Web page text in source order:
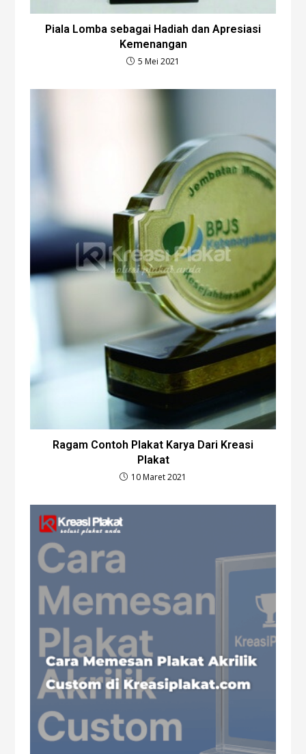
Piala Lomba sebagai Hadiah dan Apresiasi
Kemenangan
5 Mei 2021
Ragam Contoh Plakat Karya Dari Kreasi
Plakat
10 Maret 2021